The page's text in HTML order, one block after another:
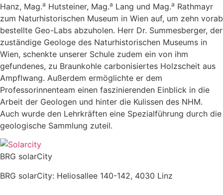
Hanz, Mag.a Hutsteiner, Mag.a Lang und Mag.a Rathmayr
zum Naturhistorischen Museum in Wien auf, um zehn vorab
bestellte Geo-Labs abzuholen. Herr Dr. Summesberger, der
zuständige Geologe des Naturhistorischen Museums in
Wien, schenkte unserer Schule zudem ein von ihm
gefundenes, zu Braunkohle carbonisiertes Holzscheit aus
Ampflwang. Außerdem ermöglichte er dem
Professorinnenteam einen faszinierenden Einblick in die
Arbeit der Geologen und hinter die Kulissen des NHM.
Auch wurde den Lehrkräften eine Spezialführung durch die
geologische Sammlung zuteil.
BRG solarCity
BRG solarCity: Heliosallee 140-142, 4030 Linz